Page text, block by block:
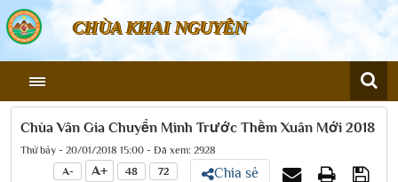
CHÙA KHAI NGUYÊN
Chùa Vân Gia Chuyển Mình Trước Thềm Xuân Mới 2018
Thứ bảy - 20/01/2018 15:00 - Đã xem: 2928
A-
A+ 48 72 Chia sẻ